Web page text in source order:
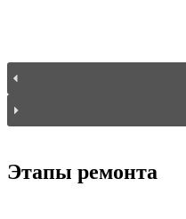
Этапы ремонта